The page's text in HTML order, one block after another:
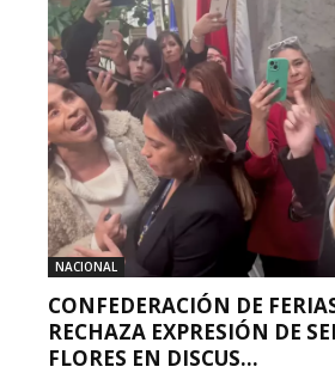
NACIONAL
CONFEDERACIÓN DE
RECHAZA EXPRESIÓN DE
FLORES EN DISCUS...